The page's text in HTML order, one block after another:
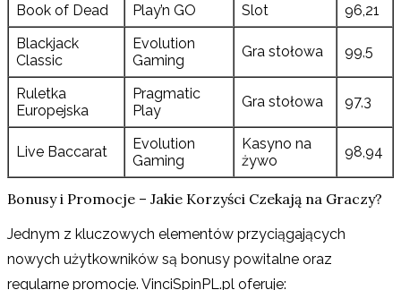
Book of Dead
Play’n GO Slot
96,21
Blackjack
Classic
Evolution
Gaming
Gra stołowa 99,5
Ruletka
Europejska
Pragmatic
Play
Gra stołowa 97,3
Live Baccarat
Evolution
Gaming
Kasyno na
żywo
98,94
Bonusy i Promocje – Jakie Korzyści Czekają na Graczy?
Jednym z kluczowych elementów przyciągających
nowych użytkowników są bonusy powitalne oraz
regularne promocje. VinciSpinPL.pl oferuje: